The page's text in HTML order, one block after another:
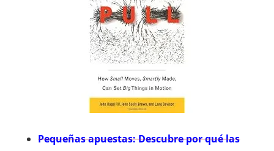
Pequeñas apuestas: Descubre por qué las